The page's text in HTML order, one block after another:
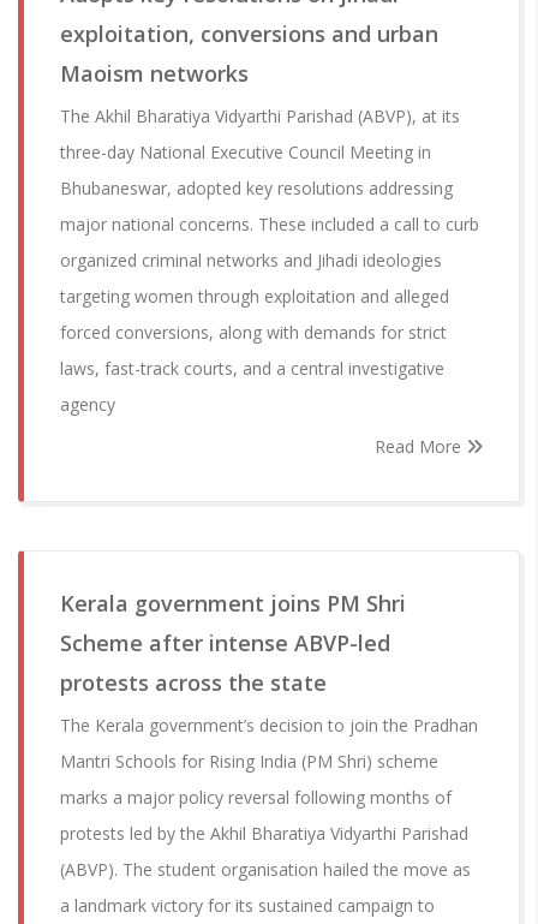
exploitation, conversions and urban
Maoism networks
The Akhil Bharatiya Vidyarthi Parishad (ABVP), at its
three-day National Executive Council Meeting in
Bhubaneswar, adopted key resolutions addressing
major national concerns. These included a call to curb
organized criminal networks and Jihadi ideologies
targeting women through exploitation and alleged
forced conversions, along with demands for strict
laws, fast-track courts, and a central investigative
agency
Read More
Kerala government joins PM Shri
Scheme after intense ABVP-led
protests across the state
The Kerala government’s decision to join the Pradhan
Mantri Schools for Rising India (PM Shri) scheme
marks a major policy reversal following months of
protests led by the Akhil Bharatiya Vidyarthi Parishad
(ABVP). The student organisation hailed the move as
a landmark victory for its sustained campaign to